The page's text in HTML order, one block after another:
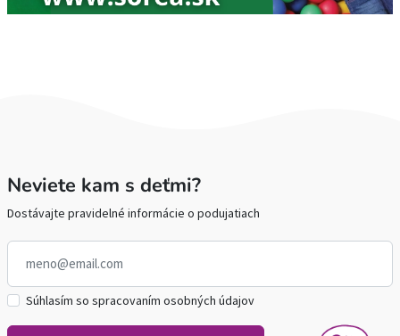
Neviete kam s deťmi?
Dostávajte pravidelné informácie o podujatiach
Súhlasím so spracovaním osobných údajov